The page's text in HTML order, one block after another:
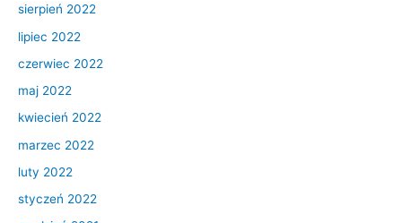
sierpień 2022
lipiec 2022
czerwiec 2022
maj 2022
kwiecień 2022
marzec 2022
luty 2022
styczeń 2022